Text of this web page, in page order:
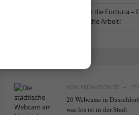
NLZ-Chef verlässt die Fortuna –
Schaefer, für die erfolgreiche Arbeit!
VON REDAKTION TD
20 Webcams in
was los ist in der Stadt